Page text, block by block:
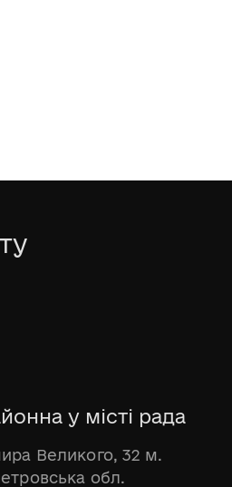
у місті рада
Великого, 32 м.
обл.